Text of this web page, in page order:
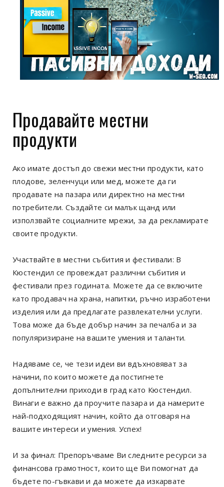
Продавайте местни
продукти
Ако имате достъп до свежи местни продукти, като
плодове, зеленчуци или мед, можете да ги
продавате на пазара или директно на местни
потребители. Създайте си малък щанд или
използвайте социалните мрежи, за да рекламирате
своите продукти.
Участвайте в местни събития и фестивали: В
Кюстендил се провеждат различни събития и
фестивали през годината. Можете да се включите
като продавач на храна, напитки, ръчно изработени
изделия или да предлагате развлекателни услуги.
Това може да бъде добър начин за печалба и за
популяризиране на вашите умения и таланти.
Надяваме се, че тези идеи ви вдъхновяват за
начини, по които можете да постигнете
допълнителни приходи в град като Кюстендил.
Винаги е важно да проучите пазара и да намерите
най-подходящият начин, който да отговаря на
вашите интереси и умения. Успех!
И за финал: Препоръчваме Ви следните ресурси за
финансова грамотност, които ще Ви помогнат да
бъдете по-гъвкави и да можете да изкарвате